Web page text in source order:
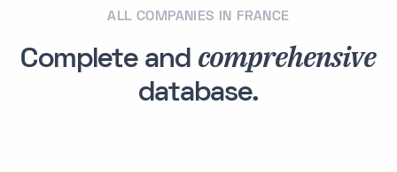
ALL COMPANIES IN FRANCE
Complete and comprehensive
database.